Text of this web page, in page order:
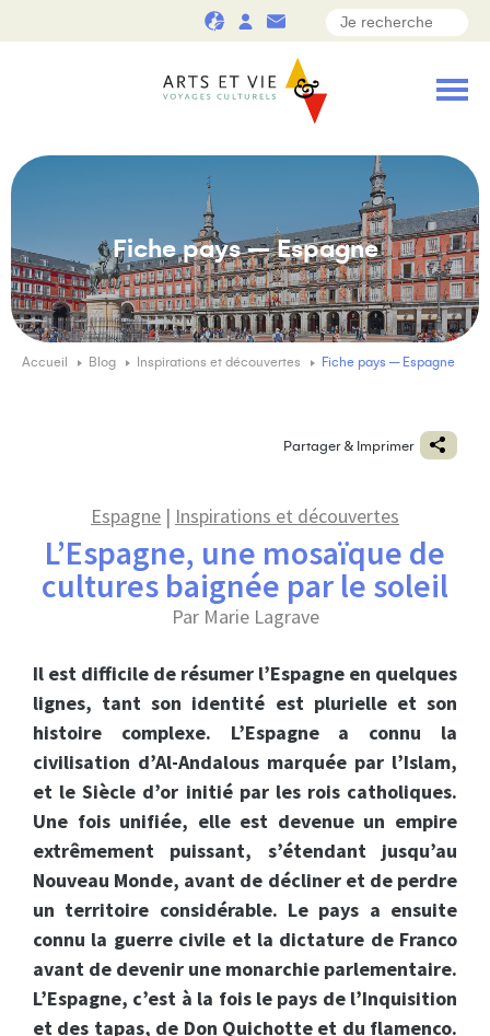
Fiche pays – Espagne
Accueil Blog Inspirations et découvertes Fiche pays – Espagne
Partager & Imprimer
Espagne | Inspirations et découvertes
L’Espagne, une mosaïque de
cultures baignée par le soleil
Par Marie Lagrave
Il est difficile de résumer l’Espagne en quelques
lignes, tant son identité est plurielle et son
histoire complexe. L’Espagne a connu la
civilisation d’Al-Andalous marquée par l’Islam,
et le Siècle d’or initié par les rois catholiques.
Une fois unifiée, elle est devenue un empire
extrêmement puissant, s’étendant jusqu’au
Nouveau Monde, avant de décliner et de perdre
un territoire considérable. Le pays a ensuite
connu la guerre civile et la dictature de Franco
avant de devenir une monarchie parlementaire.
L’Espagne, c’est à la fois le pays de l’Inquisition
et des tapas, de Don Quichotte et du flamenco.